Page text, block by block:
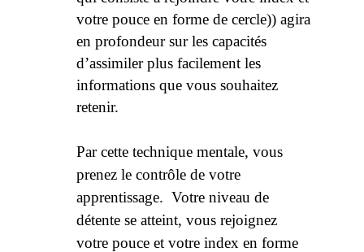
votre pouce en forme de cercle)) agira
en profondeur sur les capacités
d’assimiler plus facilement les
informations que vous souhaitez
retenir.
Par cette technique mentale, vous
prenez le contrôle de votre
apprentissage. Votre niveau de
détente se atteint, vous rejoignez
votre pouce et votre index en forme